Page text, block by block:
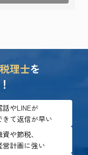
理士を
話やLINEが
きて返信が早い
資や節税、
営計画に強い